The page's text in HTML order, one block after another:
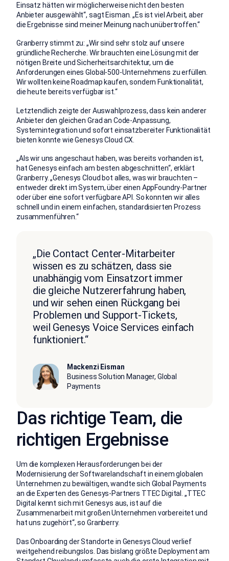
Einsatz hätten wir möglicherweise nicht den besten
Anbieter ausgewählt“, sagt Eisman. „Es ist viel Arbeit, aber
die Ergebnisse sind meiner Meinung nach unübertroffen.“
Granberry stimmt zu: „Wir sind sehr stolz auf unsere
gründliche Recherche. Wir brauchten eine Lösung mit der
nötigen Breite und Sicherheitsarchitektur, um die
Anforderungen eines Global-500-Unternehmens zu erfüllen.
Wir wollten keine Roadmap kaufen, sondern Funktionalität,
die heute bereits verfügbar ist.“
Letztendlich zeigte der Auswahlprozess, dass kein anderer
Anbieter den gleichen Grad an Code-Anpassung,
Systemintegration und sofort einsatzbereiter Funktionalität
bieten konnte wie Genesys Cloud CX.
„Als wir uns angeschaut haben, was bereits vorhanden ist,
hat Genesys einfach am besten abgeschnitten“, erklärt
Granberry. „Genesys Cloud bot alles, was wir brauchten –
entweder direkt im System, über einen AppFoundry-Partner
oder über eine sofort verfügbare API. So konnten wir alles
schnell und in einem einfachen, standardisierten Prozess
zusammenführen.“
„Die Contact Center-Mitarbeiter
wissen es zu schätzen, dass sie
unabhängig vom Einsatzort immer
die gleiche Nutzererfahrung haben,
und wir sehen einen Rückgang bei
Problemen und Support-Tickets,
weil Genesys Voice Services einfach
funktioniert.“
Mackenzi Eisman
Business Solution Manager, Global
Payments
Das richtige Team, die
richtigen Ergebnisse
Um die komplexen Herausforderungen bei der
Modernisierung der Softwarelandschaft in einem globalen
Unternehmen zu bewältigen, wandte sich Global Payments
an die Experten des Genesys-Partners TTEC Digital. „TTEC
Digital kennt sich mit Genesys aus, ist auf die
Zusammenarbeit mit großen Unternehmen vorbereitet und
hat uns zugehört“, so Granberry.
Das Onboarding der Standorte in Genesys Cloud verlief
weitgehend reibungslos. Das bislang größte Deployment am